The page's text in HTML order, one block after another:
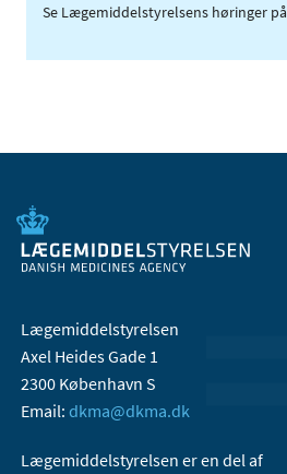
Se Lægemiddelstyrelsens høringer på
Lægemiddelstyrelsen
Axel Heides Gade 1
2300 København S
Email: dkma@dkma.dk
Lægemiddelstyrelsen er en del af